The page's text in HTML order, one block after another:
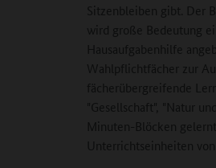
Sitzenbleiben gibt. Der
wird große Bedeutung
Hausaufgabenhilfe
Wahlpflichtfächer zur
fächerübergreifende
"Gesellschaft", "Natur
Minuten-Blöcken
Unterrichtseinheiten